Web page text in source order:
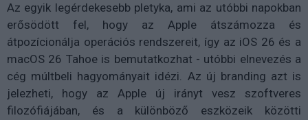
Az egyik legérdekesebb pletyka, ami az utóbbi napokban
erősödött fel, hogy az Apple átszámozza és
átpozícionálja operációs rendszereit, így az iOS 26 és a
macOS 26 Tahoe is bemutatkozhat - utóbbi elnevezés a
cég múltbeli hagyományait idézi. Az új branding azt is
jelezheti, hogy az Apple új irányt vesz szoftveres
filozófiájában, és a különböző eszközeik közötti